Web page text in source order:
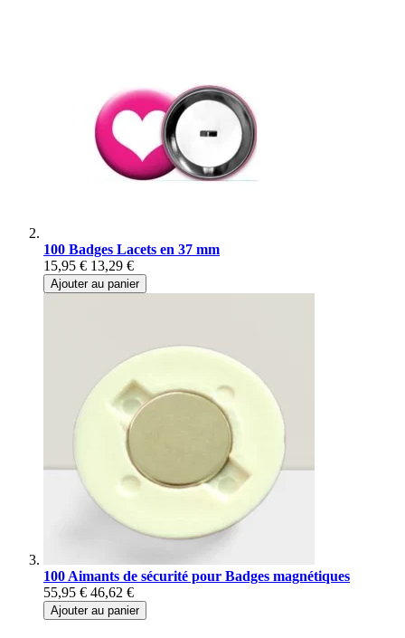
100 Badges Lacets en 37 mm
15,95 € 13,29 €
Ajouter au panier
100 Aimants de sécurité pour Badges magnétiques
55,95 € 46,62 €
Ajouter au panier